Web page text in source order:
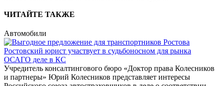
ЧИТАЙТЕ ТАКЖЕ
Автомобили
Ростовский юрист участвует в судьбоносном для рынка
ОСАГО деле в КС
Учредитель консалтингового бюро «Доктор права Колесников
и партнеры» Юрий Колесников представляет интересы